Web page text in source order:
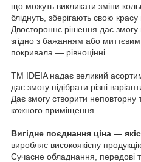
що можуть викликати зміни
бліднуть, зберігають свою красу
Двостороннє рішення дає змогу
згідно з бажанням або
покривала — рівноцінні.
ТМ IDEIA надає великий
дає змогу підібрати різні
Дає змогу створити
кожного приміщення.
Вигідне поєднання ціна —
виробляє високоякісну
Сучасне обладнання, передові